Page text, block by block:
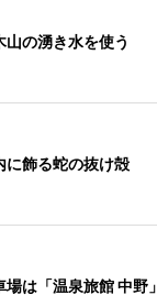
山の湧き水を使う
に飾る蛇の抜け殻
場は「温泉旅館 中野